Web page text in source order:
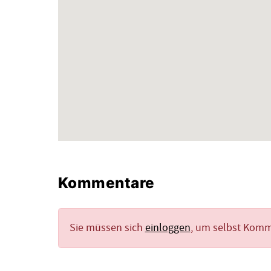
Kommentare
Sie müssen sich einloggen, um selbst